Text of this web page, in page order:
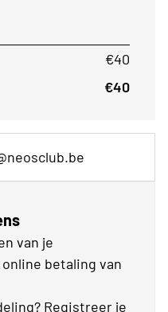
van je
betaling van
Registreer je
€40
€40